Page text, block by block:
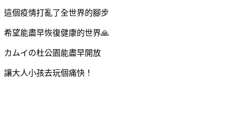
這個疫情打亂了全世界的腳步
希望能盡早恢復健康的世界🙏
カムイの杜公園能盡早開放
讓大人小孩去玩個痛快！